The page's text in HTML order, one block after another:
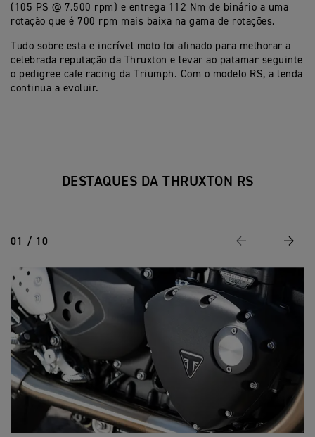
(105 PS @ 7.500 rpm) e entrega 112 Nm de binário a uma
rotação que é 700 rpm mais baixa na gama de rotações.
Tudo sobre esta e incrível moto foi afinado para melhorar a
celebrada reputação da Thruxton e levar ao patamar seguinte
o pedigree cafe racing da Triumph. Com o modelo RS, a lenda
continua a evoluir.
DESTAQUES DA THRUXTON RS
01 / 10 Previous Next